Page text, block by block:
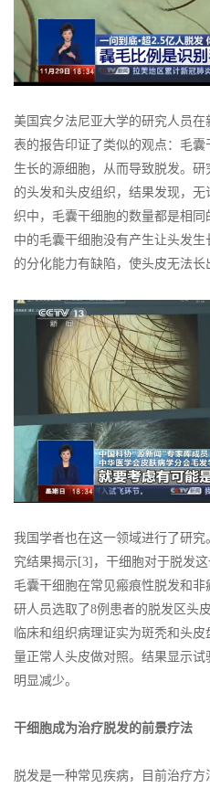
美国宾夕法尼亚大学的研究人员
表的报告印证了类似的观点：毛
生长的源细胞，从而导致脱发。
的头发和头皮组织，结果发现，
织中，毛囊干细胞的数量都是相
中的毛囊干细胞没有产生让头发
的分化能力有缺陷，使头皮无法长
我国学者也在这一领域进行了研
究结果揭示[3]，干细胞对于脱发
毛囊干细胞在常见瘢痕性脱发和
研人员选取了8例患者的脱发区头
临床和组织病理证实为斑秃和头
量正常人头皮做对照。结果显示
明显减少。
干细胞成为治疗脱发的前景疗法
脱发是一种常见疾病，目前治疗